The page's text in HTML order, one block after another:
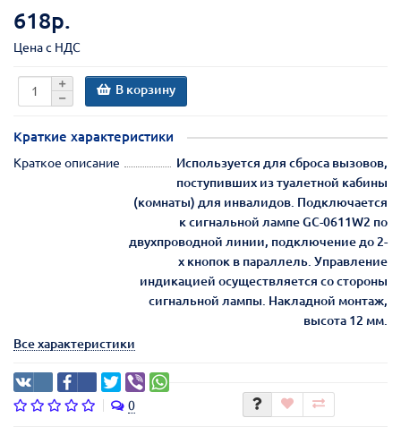
618р.
Цена с НДС
В корзину
Краткие характеристики
Краткое описание
Используется для сброса вызовов,
поступивших из туалетной кабины
(комнаты) для инвалидов. Подключается
к сигнальной лампе GC-0611W2 по
двухпроводной линии, подключение до 2-
х кнопок в параллель. Управление
индикацией осуществляется со стороны
сигнальной лампы. Накладной монтаж,
высота 12 мм.
Все характеристики
0